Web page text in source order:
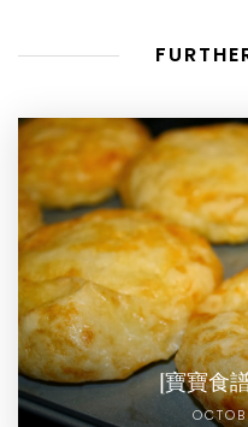
[寶寶食